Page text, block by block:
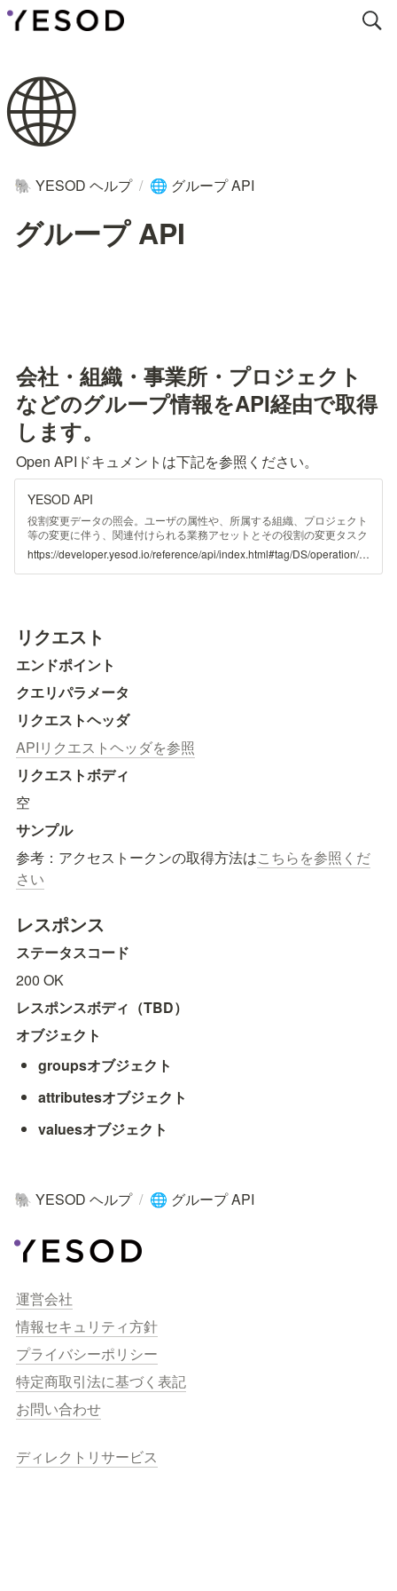
🌐
🐘 YESOD ヘルプ / 🌐 グループ API
グループ API
会社・組織・事業所・プロジェクト
などのグループ情報をAPI経由で取得
します。
Open APIドキュメントは下記を参照ください。
YESOD API
役割変更データの照会。ユーザの属性や、所属する組織、プロジェクト
等の変更に伴う、関連付けられる業務アセットとその役割の変更タスク
を照会する。
https://developer.yesod.io/reference/api/index.html#tag/DS/operation/groupTree
リクエスト
エンドポイント
クエリパラメータ
リクエストヘッダ
APIリクエストヘッダを参照
リクエストボディ
空
サンプル
参考：アクセストークンの取得方法はこちらを参照くだ
さい
レスポンス
ステータスコード
200 OK
レスポンスボディ（TBD）
オブジェクト
groupsオブジェクト
attributesオブジェクト
valuesオブジェクト
🐘 YESOD ヘルプ / 🌐 グループ API
運営会社
情報セキュリティ方針
プライバシーポリシー
特定商取引法に基づく表記
お問い合わせ
ディレクトリサービス